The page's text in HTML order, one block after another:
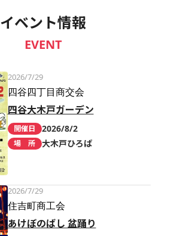
イベント情報
EVENT
2026/7/29
四谷四丁目商交会
四谷大木戸ガーデン
開催日 2026/8/2
場 所 大木戸ひろば
2026/7/29
住吉町商工会
あけぼのばし 盆踊り